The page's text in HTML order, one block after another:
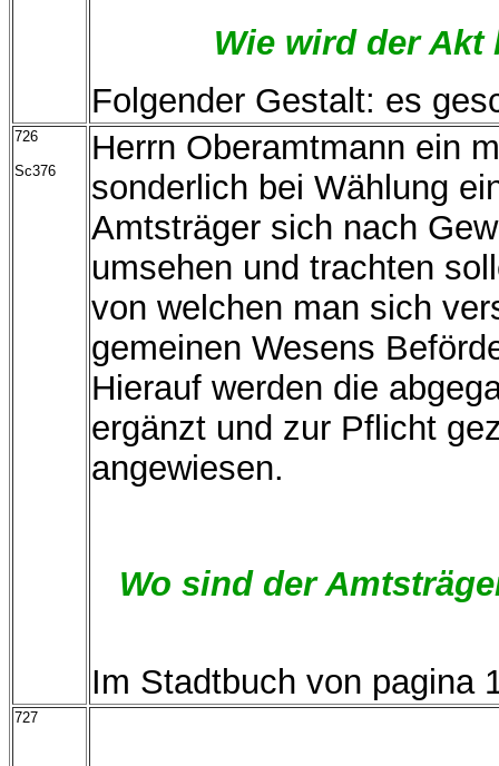
Wie wird der Akt
Folgender Gestalt: es
726
Sc376
Herrn Oberamtmann ein
sonderlich bei Wählung
Amtsträger sich nach
umsehen und trachten
von welchen man sich
gemeinen Wesens
Hierauf werden die
ergänzt und zur Pflicht
angewiesen.
Wo sind der
Im Stadtbuch von pagina
727